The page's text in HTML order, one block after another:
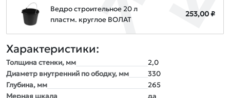
Ведро строительное 20 л
пластм. круглое ВОЛАТ
253,00 ₽
Характеристики:
Толщина стенки, мм
2,0
Диаметр внутренний по ободку, мм
330
Глубина, мм
265